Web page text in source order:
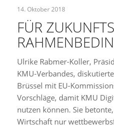
14. Oktober 2018
FÜR
Ulrike Rabmer-Koller,
KMU-Verbandes,
Brüssel mit EU-
Vorschläge, damit KMU
nutzen können. Sie
Wirtschaft nur